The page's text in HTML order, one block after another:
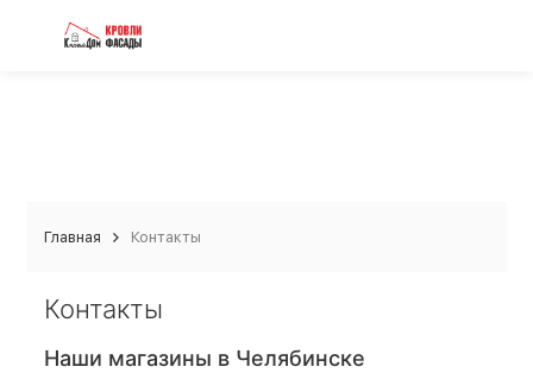
Главная Контакты
Контакты
Наши магазины в Челябинске